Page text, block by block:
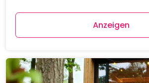
Anzeigen